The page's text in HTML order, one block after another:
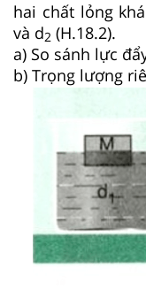
hai chất lỏng
và d2 (H.18.2).
a) So sánh lực
b) Trọng lượng